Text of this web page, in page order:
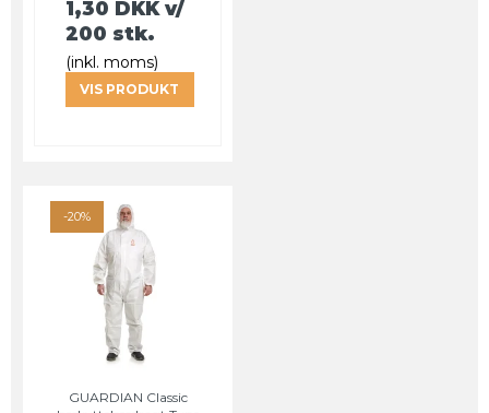
1,30 DKKv/
200 stk.
(inkl. moms)
VIS PRODUKT
-20%
GUARDIAN Classic